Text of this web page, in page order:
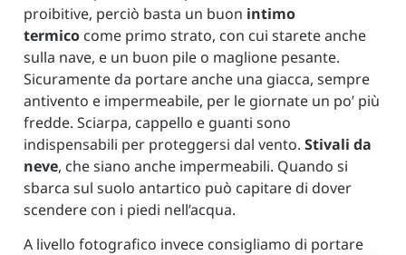
proibitive, perciò basta un buon intimo
termico come primo strato, con cui starete anche
sulla nave, e un buon pile o maglione pesante.
Sicuramente da portare anche una giacca, sempre
antivento e impermeabile, per le giornate un po’ più
fredde. Sciarpa, cappello e guanti sono
indispensabili per proteggersi dal vento. Stivali da
neve, che siano anche impermeabili. Quando si
sbarca sul suolo antartico può capitare di dover
scendere con i piedi nell’acqua.
A livello fotografico invece consigliamo di portare